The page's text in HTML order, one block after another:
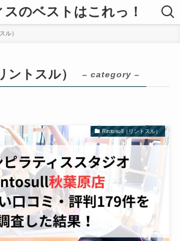
スのベストはこれっ！
ル）
トスル） – category –
Rintosull（リントスル）